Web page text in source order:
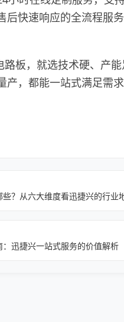
后快速响应的全流程服
路板，就选技术硬、产
产，都能一站式满足需
些？从六大维度看迅捷兴的行业
：迅捷兴一站式服务的价值解析